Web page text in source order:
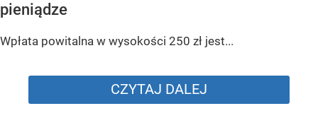
pieniądze
Wpłata powitalna w wysokości 250 zł jest...
CZYTAJ DALEJ